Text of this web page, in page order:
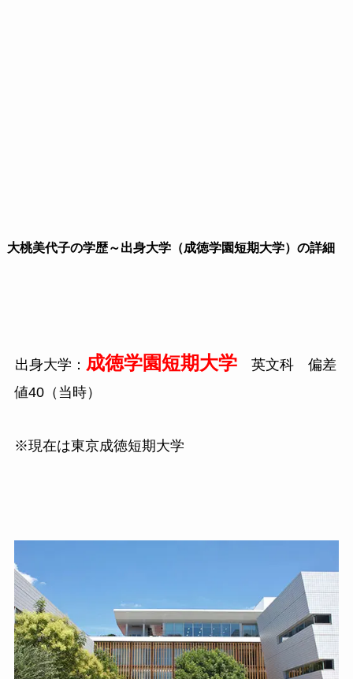
大桃美代子の学歴～出身大学（成徳学園短期大学）の詳細
出身大学： 成徳学園短期大学英文科 偏差
値40（当時）
※現在は東京成徳短期大学